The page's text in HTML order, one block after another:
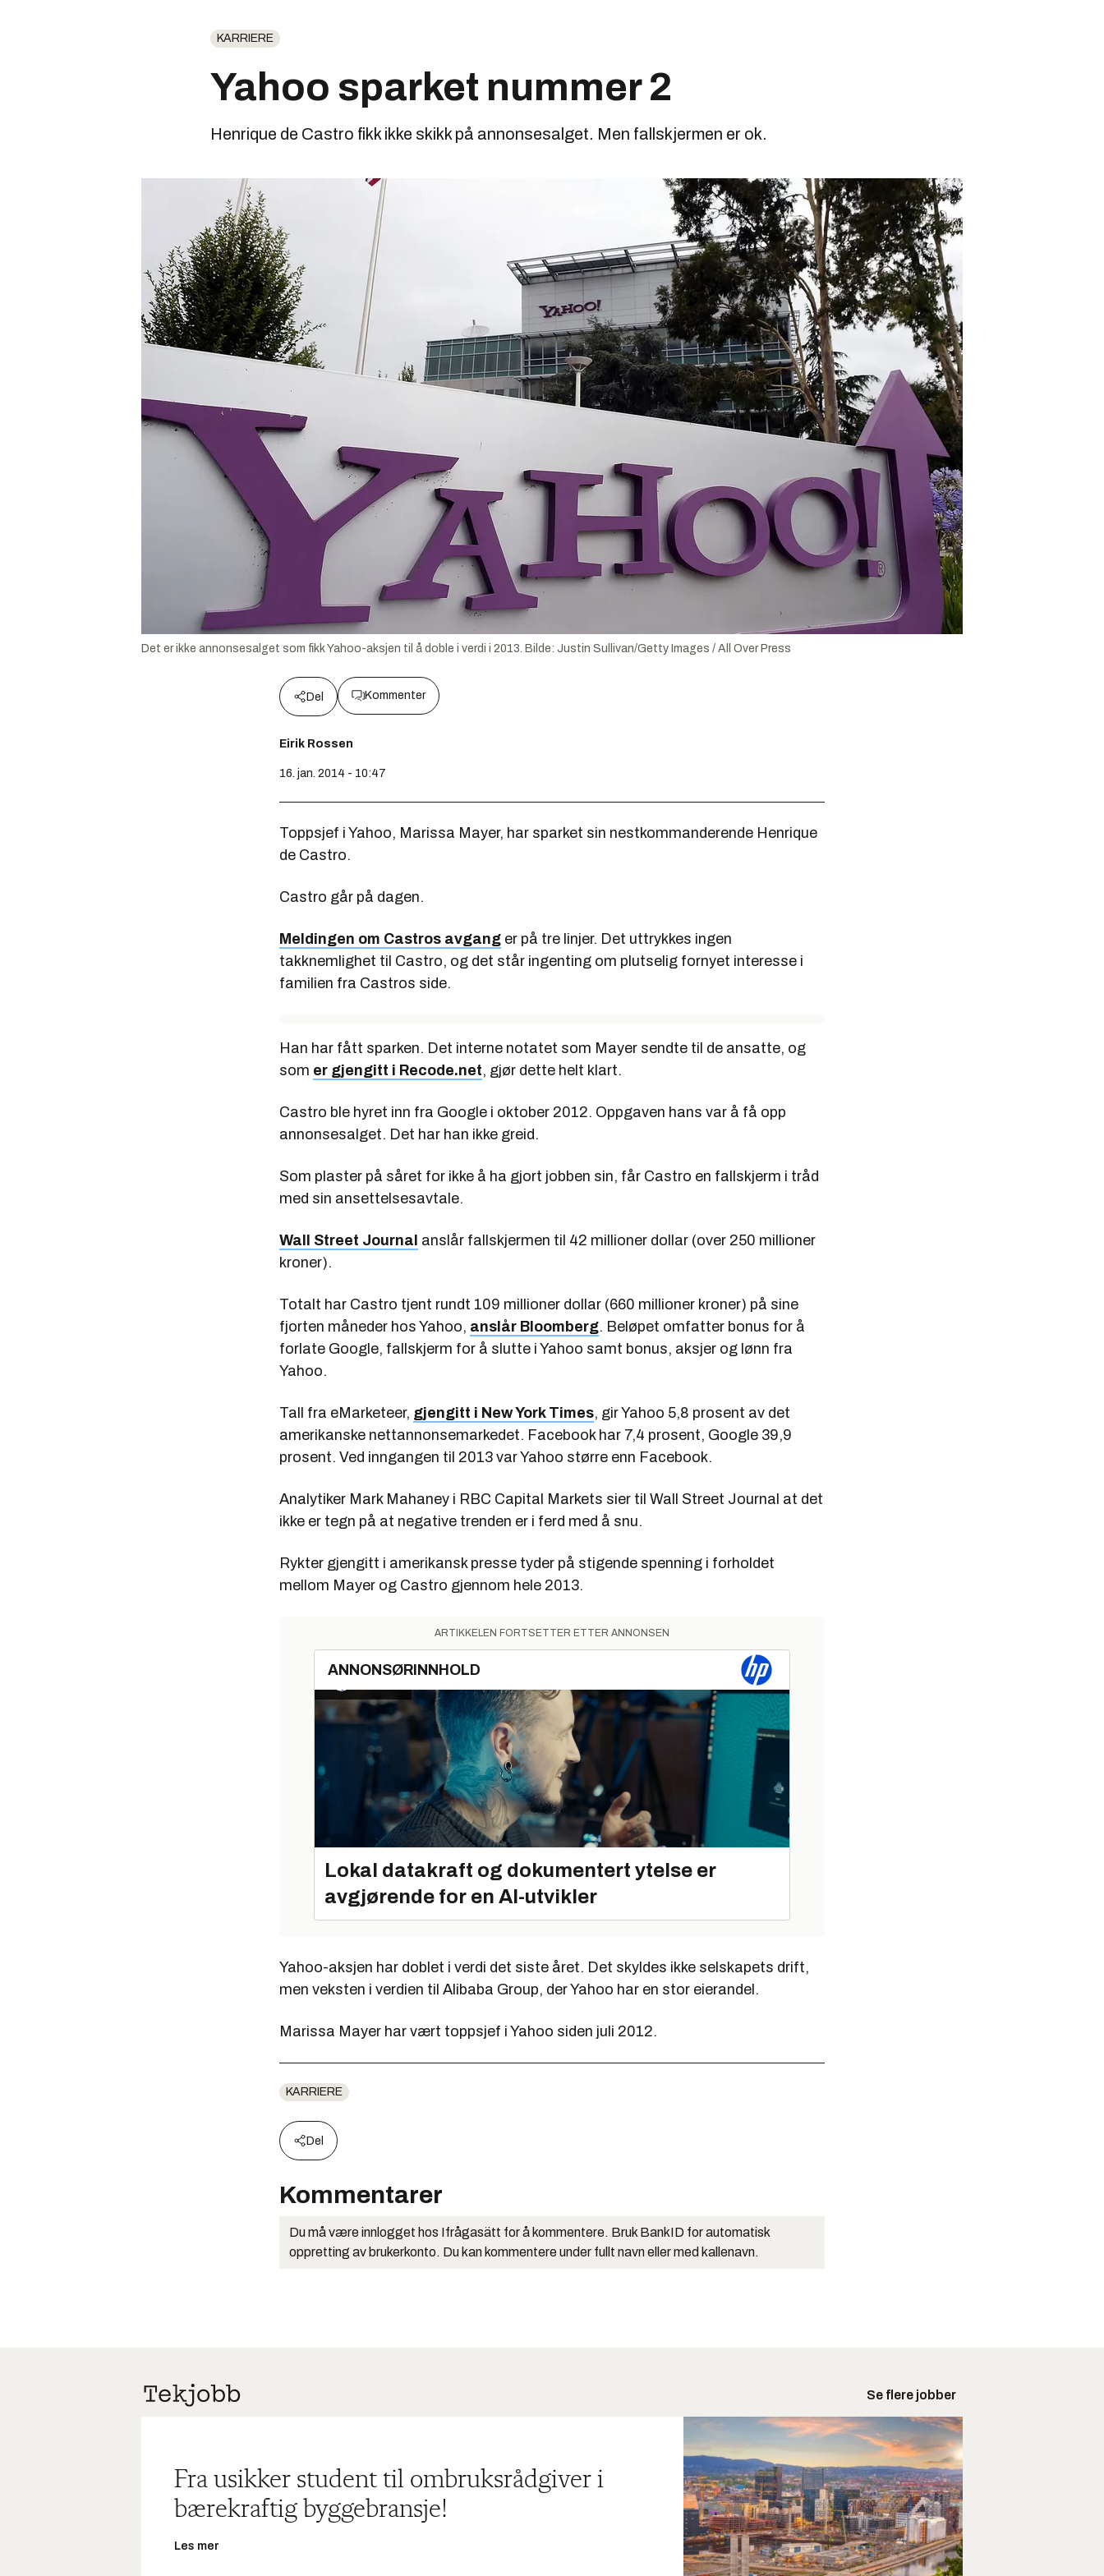
KARRIERE
Yahoo sparket nummer 2
Henrique de Castro fikk ikke skikk på annonsesalget. Men fallskjermen er ok.
Det er ikke annonsesalget som fikk Yahoo-aksjen til å doble i verdi i 2013. Bilde: Justin Sullivan/Getty Images / All Over Press
Del Kommenter
Eirik Rossen
16. jan. 2014 - 10:47
Toppsjef i Yahoo, Marissa Mayer, har sparket sin nestkommanderende Henrique
de Castro.
Castro går på dagen.
Meldingen om Castros avgang er på tre linjer. Det uttrykkes ingen
takknemlighet til Castro, og det står ingenting om plutselig fornyet interesse i
familien fra Castros side.
Han har fått sparken. Det interne notatet som Mayer sendte til de ansatte, og
som er gjengitt i Recode.net, gjør dette helt klart.
Castro ble hyret inn fra Google i oktober 2012. Oppgaven hans var å få opp
annonsesalget. Det har han ikke greid.
Som plaster på såret for ikke å ha gjort jobben sin, får Castro en fallskjerm i tråd
med sin ansettelsesavtale.
Wall Street Journal anslår fallskjermen til 42 millioner dollar (over 250 millioner
kroner).
Totalt har Castro tjent rundt 109 millioner dollar (660 millioner kroner) på sine
fjorten måneder hos Yahoo, anslår Bloomberg. Beløpet omfatter bonus for å
forlate Google, fallskjerm for å slutte i Yahoo samt bonus, aksjer og lønn fra
Yahoo.
Tall fra eMarketeer, gjengitt i New York Times, gir Yahoo 5,8 prosent av det
amerikanske nettannonsemarkedet. Facebook har 7,4 prosent, Google 39,9
prosent. Ved inngangen til 2013 var Yahoo større enn Facebook.
Analytiker Mark Mahaney i RBC Capital Markets sier til Wall Street Journal at det
ikke er tegn på at negative trenden er i ferd med å snu.
Rykter gjengitt i amerikansk presse tyder på stigende spenning i forholdet
mellom Mayer og Castro gjennom hele 2013.
ARTIKKELEN FORTSETTER ETTER ANNONSEN
ANNONSØRINNHOLD
Lokal datakraft og dokumentert ytelse er
avgjørende for en AI-utvikler
Yahoo-aksjen har doblet i verdi det siste året. Det skyldes ikke selskapets drift,
men veksten i verdien til Alibaba Group, der Yahoo har en stor eierandel.
Marissa Mayer har vært toppsjef i Yahoo siden juli 2012.
KARRIERE
Del
Kommentarer
Du må være innlogget hos Ifrågasätt for å kommentere. Bruk BankID for automatisk
oppretting av brukerkonto. Du kan kommentere under fullt navn eller med kallenavn.
Se flere jobber
Fra usikker student til ombruksrådgiver i
bærekraftig byggebransje!
Les mer